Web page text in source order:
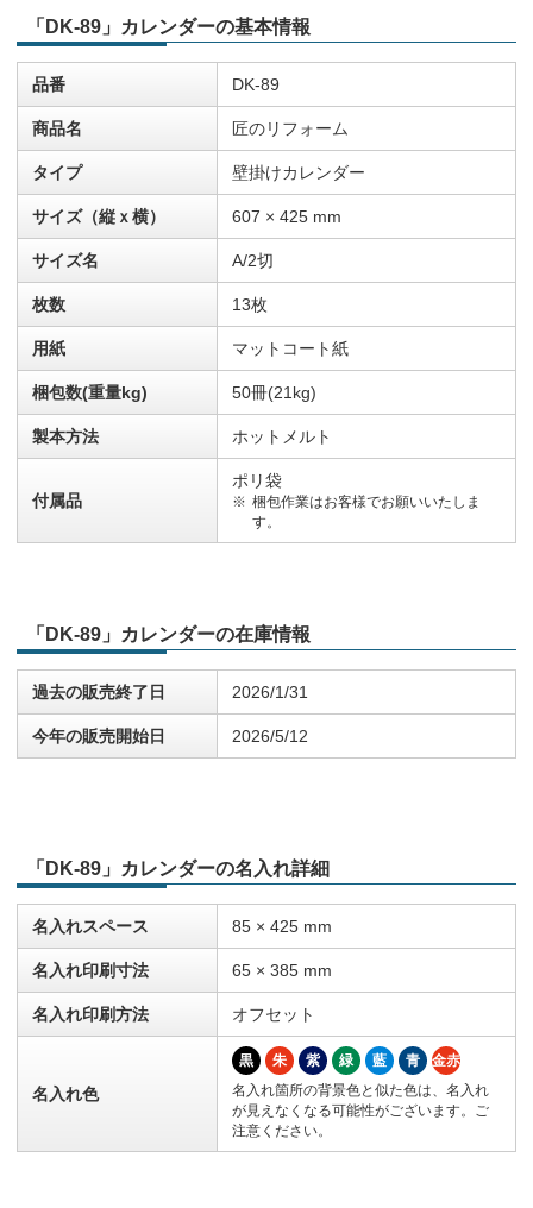
「DK-89」カレンダーの基本情報
品番 DK-89
商品名 匠のリフォーム
タイプ 壁掛けカレンダー
サイズ（縦ｘ横） 607 × 425 mm
サイズ名 A/2切
枚数 13枚
用紙 マットコート紙
梱包数(重量kg) 50冊(21kg)
製本方法 ホットメルト
付属品
ポリ袋
梱包作業はお客様でお願いいたしま
す。
「DK-89」カレンダーの在庫情報
過去の販売終了日 2026/1/31
今年の販売開始日 2026/5/12
「DK-89」カレンダーの名入れ詳細
名入れスペース 85 × 425 mm
名入れ印刷寸法 65 × 385 mm
名入れ印刷方法 オフセット
名入れ色
黒 朱 紫 緑 藍 青
金赤
名入れ箇所の背景色と似た色は、名入れ
が見えなくなる可能性がございます。ご
注意ください。